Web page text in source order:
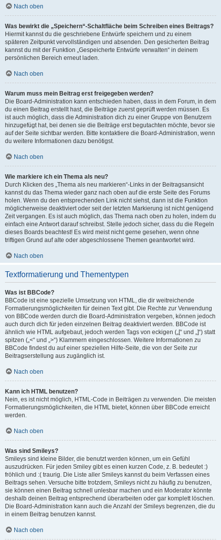
Nach oben
Was bewirkt die „Speichern“-Schaltfläche beim Schreiben eines Beitrags?
Hiermit kannst du die geschriebene Entwürfe speichern und zu einem
späteren Zeitpunkt vervollständigen und absenden. Den gesicherten Beitrag
kannst du mit der Funktion „Gespeicherte Entwürfe verwalten“ in deinem
persönlichen Bereich erneut laden.
Nach oben
Warum muss mein Beitrag erst freigegeben werden?
Die Board-Administration kann entschieden haben, dass in dem Forum, in dem
du einen Beitrag erstellt hast, die Beiträge zuerst geprüft werden müssen. Es
ist auch möglich, dass die Administration dich zu einer Gruppe von Benutzern
hinzugefügt hat, bei denen sie die Beiträge erst begutachten möchte, bevor sie
auf der Seite sichtbar werden. Bitte kontaktiere die Board-Administration, wenn
du weitere Informationen dazu benötigst.
Nach oben
Wie markiere ich ein Thema als neu?
Durch Klicken des „Thema als neu markieren“-Links in der Beitragsansicht
kannst du das Thema wieder ganz nach oben auf die erste Seite des Forums
holen. Wenn du den entsprechenden Link nicht siehst, dann ist die Funktion
möglicherweise deaktiviert oder seit der letzten Markierung ist nicht genügend
Zeit vergangen. Es ist auch möglich, das Thema nach oben zu holen, indem du
einfach eine Antwort darauf schreibst. Stelle jedoch sicher, dass du die Regeln
dieses Boards beachtest! Es wird meist nicht gerne gesehen, wenn ohne
triftigen Grund auf alte oder abgeschlossene Themen geantwortet wird.
Nach oben
Textformatierung und Thementypen
Was ist BBCode?
BBCode ist eine spezielle Umsetzung von HTML, die dir weitreichende
Formatierungsmöglichkeiten für deinen Text gibt. Die Rechte zur Verwendung
von BBCode werden durch die Board-Administration vergeben, können jedoch
auch durch dich für jeden einzelnen Beitrag deaktiviert werden. BBCode ist
ähnlich wie HTML aufgebaut, jedoch werden Tags von eckigen („[“ und „]“) statt
spitzen („<“ und „>“) Klammern eingeschlossen. Weitere Informationen zu
BBCode findest du auf einer speziellen Hilfe-Seite, die von der Seite zur
Beitragserstellung aus zugänglich ist.
Nach oben
Kann ich HTML benutzen?
Nein, es ist nicht möglich, HTML-Code in Beiträgen zu verwenden. Die meisten
Formatierungsmöglichkeiten, die HTML bietet, können über BBCode erreicht
werden.
Nach oben
Was sind Smileys?
Smileys sind kleine Bilder, die benutzt werden können, um ein Gefühl
auszudrücken. Für jeden Smiley gibt es einen kurzen Code, z. B. bedeutet :)
fröhlich und :( traurig. Die Liste aller Smileys kannst du beim Verfassen eines
Beitrags sehen. Versuche bitte trotzdem, Smileys nicht zu häufig zu benutzen,
sie können einen Beitrag schnell unlesbar machen und ein Moderator könnte
deshalb deinen Beitrag entsprechend überarbeiten oder gar komplett löschen.
Die Board-Administration kann auch die Anzahl der Smileys begrenzen, die du
in einem Beitrag benutzen kannst.
Nach oben